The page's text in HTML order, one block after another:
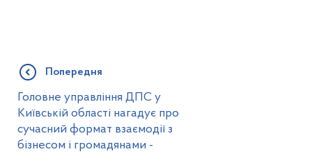
Попередня
Головне управління ДПС у
Київській області нагадує про
сучасний формат взаємодії з
бізнесом і громадянами -